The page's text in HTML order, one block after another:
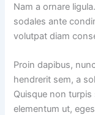
Nam a ornare
sodales ante
volutpat diam
Proin dapibus,
hendrerit sem, a
Quisque non
elementum ut,